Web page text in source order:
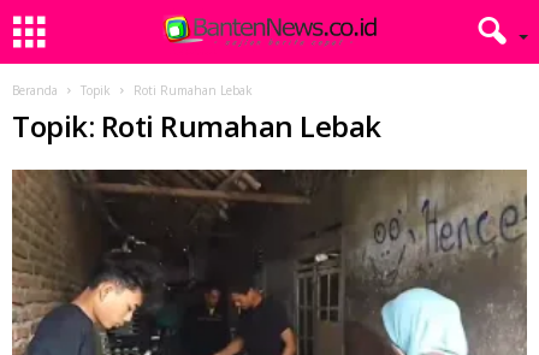
Beranda Topik Roti Rumahan Lebak
Topik: Roti Rumahan Lebak